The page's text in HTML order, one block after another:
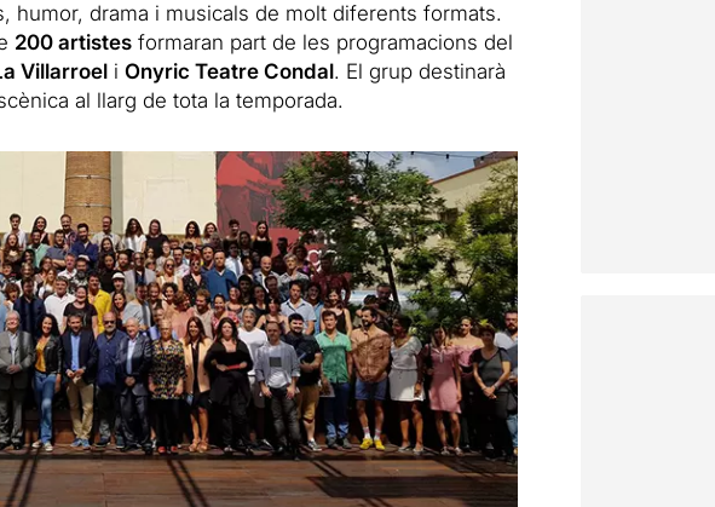
humor, drama i musicals de molt diferents formats.
200 artistesformaran part de les programacions del
Villarroeli Onyric Teatre Condal. El grup destinarà
al llarg de tota la temporada.